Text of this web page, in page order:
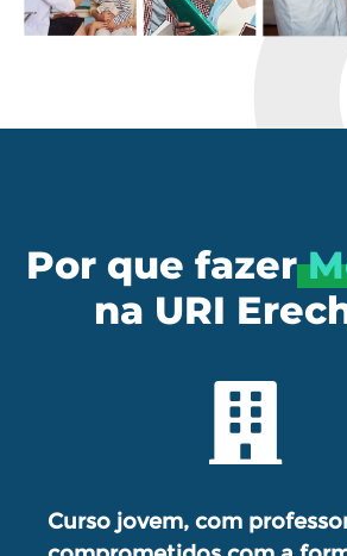
Por que fazer
na URI
Curso jovem, com